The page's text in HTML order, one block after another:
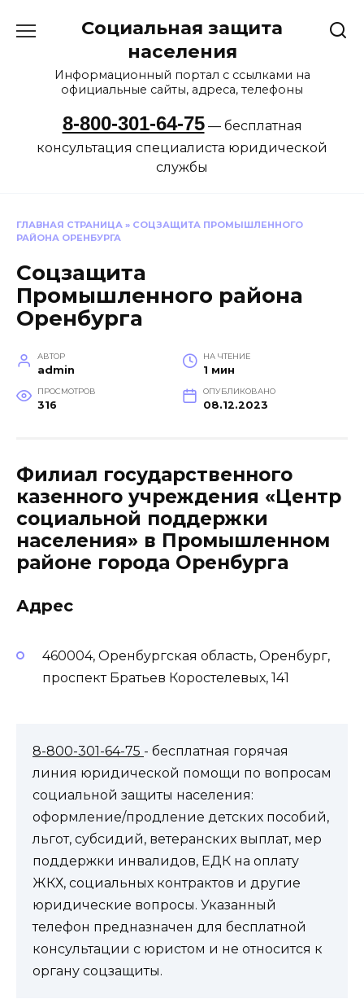
Социальная защита
населения
Информационный портал с ссылками на
официальные сайты, адреса, телефоны
8-800-301-64-75— бесплатная
консультация специалиста юридической
службы
ГЛАВНАЯ СТРАНИЦА » СОЦЗАЩИТА ПРОМЫШЛЕННОГО
РАЙОНА ОРЕНБУРГА
Соцзащита
Промышленного района
Оренбурга
АВТОР
admin
НА ЧТЕНИЕ
1 мин
ПРОСМОТРОВ
316
ОПУБЛИКОВАНО
08.12.2023
Филиал государственного
казенного учреждения «Центр
социальной поддержки
населения» в Промышленном
районе города Оренбурга
Адрес
460004, Оренбургская область, Оренбург,
проспект Братьев Коростелевых, 141
8-800-301-64-75 - бесплатная горячая
линия юридической помощи по вопросам
социальной защиты населения:
оформление/продление детских пособий,
льгот, субсидий, ветеранских выплат, мер
поддержки инвалидов, ЕДК на оплату
ЖКХ, социальных контрактов и другие
юридические вопросы. Указанный
телефон предназначен для бесплатной
консультации с юристом и не относится к
органу соцзащиты.